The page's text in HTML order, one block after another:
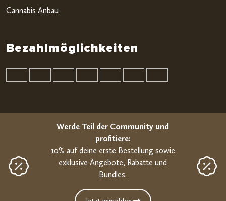
Cannabis Anbau
Bezahlmöglichkeiten
Werde Teil der Community und
profitiere:
10% auf deine erste Bestellung sowie
exklusive Angebote, Rabatte und
Bundles.